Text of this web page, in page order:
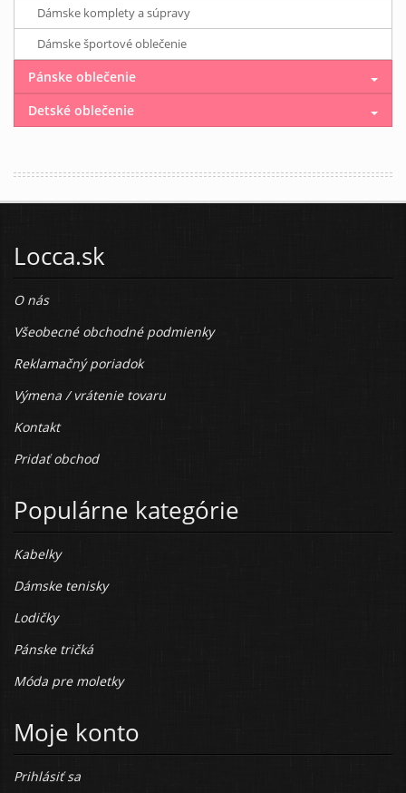
Dámske komplety a súpravy
Dámske športové oblečenie
Pánske oblečenie
Detské oblečenie
Locca.sk
O nás
Všeobecné obchodné podmienky
Reklamačný poriadok
Výmena / vrátenie tovaru
Kontakt
Pridať obchod
Populárne kategórie
Kabelky
Dámske tenisky
Lodičky
Pánske tričká
Móda pre moletky
Moje konto
Prihlásiť sa